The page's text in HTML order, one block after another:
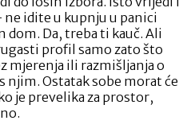
idite u kupnju u panici
dom. Da, treba ti kauč. Ali
profil samo zato što
mjerenja ili razmišljanja o
njim. Ostatak sobe morat će
je prevelika za prostor,